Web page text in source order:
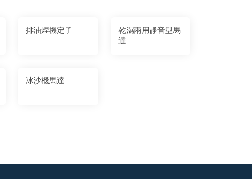
排油煙機定子
乾濕兩用靜音型馬
達
冰沙機馬達